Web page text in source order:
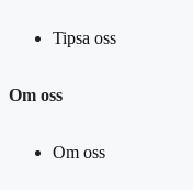
Tipsa oss
Om oss
Om oss